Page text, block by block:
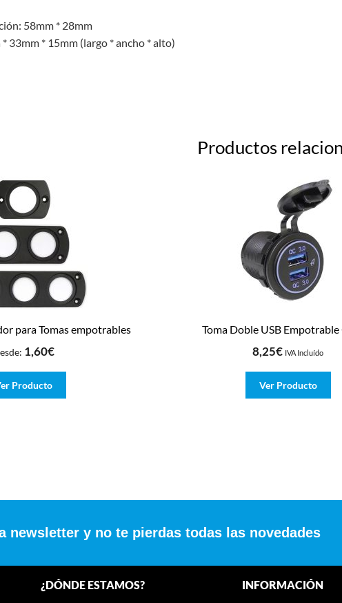
58mm * 28mm
33mm * 15mm (largo * ancho * alto)
Productos
para Tomas empotrables
1,60€
Producto
Toma Doble USB Empotrable
8,25€ IVA Incluído
Ver Producto
newsletter y no te pierdas todas las novedades
¿DÓNDE ESTAMOS? INFORMACIÓN